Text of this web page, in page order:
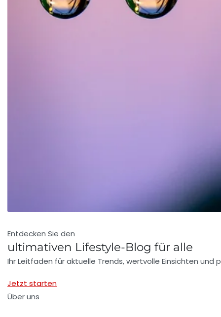
Entdecken Sie den
ultimativen Lifestyle-Blog für alle
Ihr Leitfaden für aktuelle Trends, wertvolle Einsichten
Jetzt starten
Über uns